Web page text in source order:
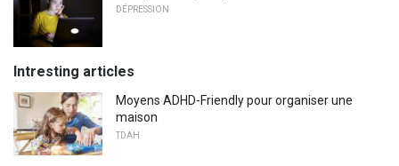
DÉPRESSION
Intresting articles
Moyens ADHD-Friendly pour organiser une
maison
TDAH